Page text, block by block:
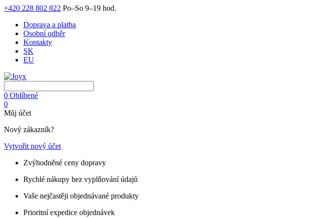
+420 228 802 822 Po–So 9–19 hod.
Doprava a platba
Osobní odběr
Kontakty
SK
EU
0 Oblíbené
0
Můj účet
Nový zákazník?
Vytvořit nový účet
Zvýhodněné ceny dopravy
Rychlé nákupy bez vyplňování údajů
Vaše nejčastěji objednávané produkty
Prioritní expedice objednávek